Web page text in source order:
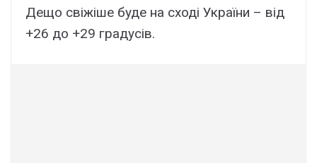
Дещо свіжіше буде на сході України – від
+26 до +29 градусів.